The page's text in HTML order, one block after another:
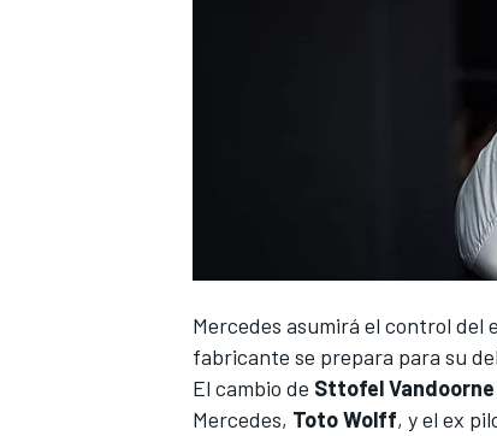
Mercedes asumirá el control del
fabricante se prepara para su
El cambio de Sttofel Vandoorne
Mercedes, Toto Wolff, y el ex